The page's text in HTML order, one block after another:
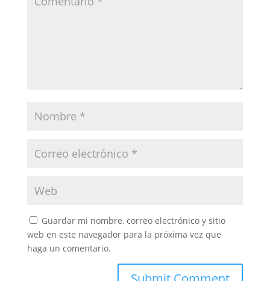
Guardar mi nombre, correo electrónico y sitio
web en este navegador para la próxima vez que
haga un comentario.